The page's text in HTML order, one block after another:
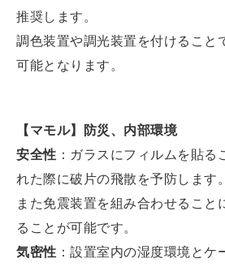
推奨します。
調色装置や調光装置を付けること
可能となります。
【マモル】防災、内部環境
安全性 ：ガラスにフィルムを貼る
れた際に破片の飛散を予防します。
また免震装置を組み合わせること
ることが可能です。
気密性 ：設置室内の湿度環境とケ